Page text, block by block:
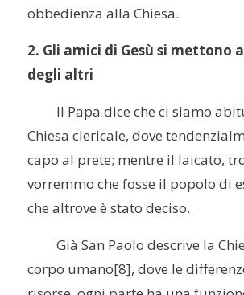
obbedienza alla Chiesa.
2. Gli amici di Gesù si mettono
degli altri
Il Papa dice che ci siamo
Chiesa clericale, dove
capo al prete; mentre il laicato,
vorremmo che fosse il popolo di
che altrove è stato deciso.
Già San Paolo descrive la
corpo umano[8], dove le